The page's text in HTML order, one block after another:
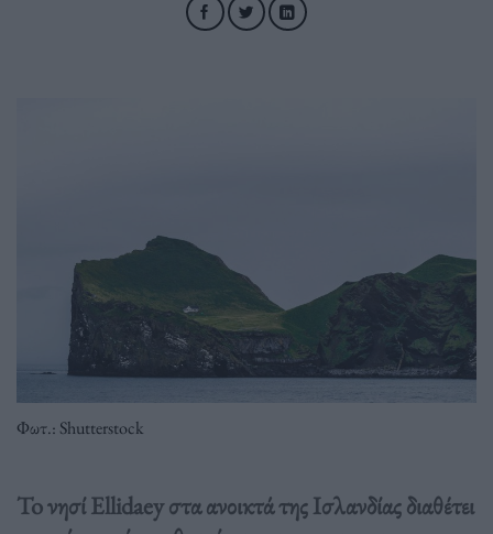
Φωτ.: Shutterstock
To νησί Ellidaey στα ανοικτά της Ισλανδίας διαθέτει